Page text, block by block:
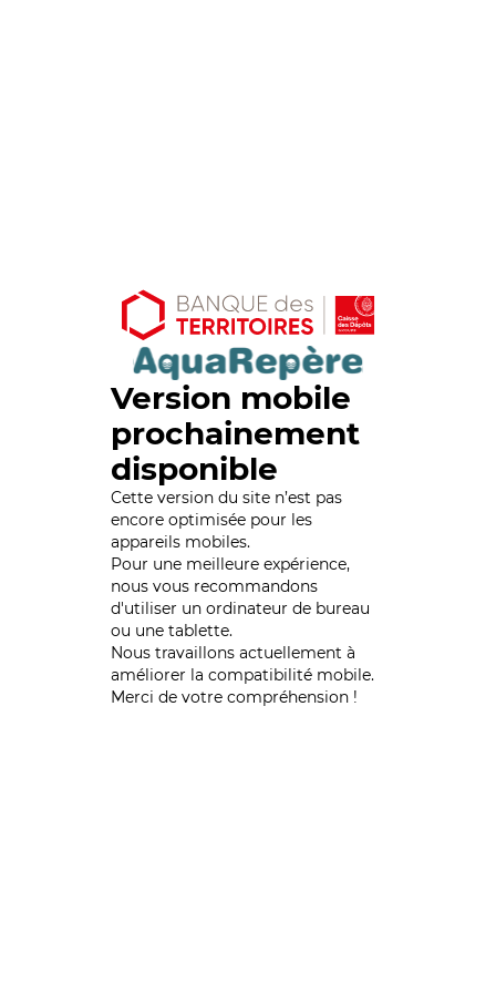
Version mobile
prochainement
disponible
Cette version du site n’est pas
encore optimisée pour les
appareils mobiles.
Pour une meilleure expérience,
nous vous recommandons
d'utiliser un ordinateur de bureau
ou une tablette.
Nous travaillons actuellement à
améliorer la compatibilité mobile.
Merci de votre compréhension !